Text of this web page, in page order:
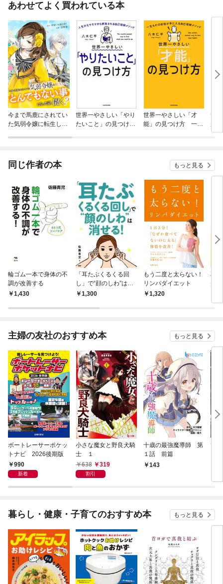
あわせてよく買われている本
今まで馬鹿にされてい
た気弱令嬢に転生した
世界一やさしい「やり
たいこと」の見つけ
世界一やさしい「才
能」の見つけ方 一生
ず
が
ト
同じ作者の本 もっと見る
輪ゴム一本で身体の不
調が改善する
1,430
「耳たぶくるくる回
し」で“顔のしわ”は消
せる！
1,300
もう二度と太らない！
リンパダイエット
1,320
耳
美
る
主婦の友社のおすすめ本 もっと見る
ボートレーサーポケッ
トナビ 2026後期版
990
新着
小さな魔女と野良犬騎
士 １
638
319
割引
十歳の最強魔導師 第
１話 前篇
143
ひ
暮らし・健康・子育てのおすすめ本 もっと見る